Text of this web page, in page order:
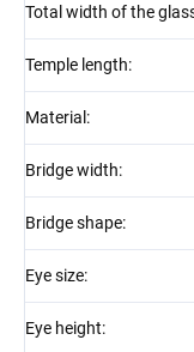
Total width of the
Temple length:
Material :
Bridge width:
Bridge shape:
Eye size:
Eye height: